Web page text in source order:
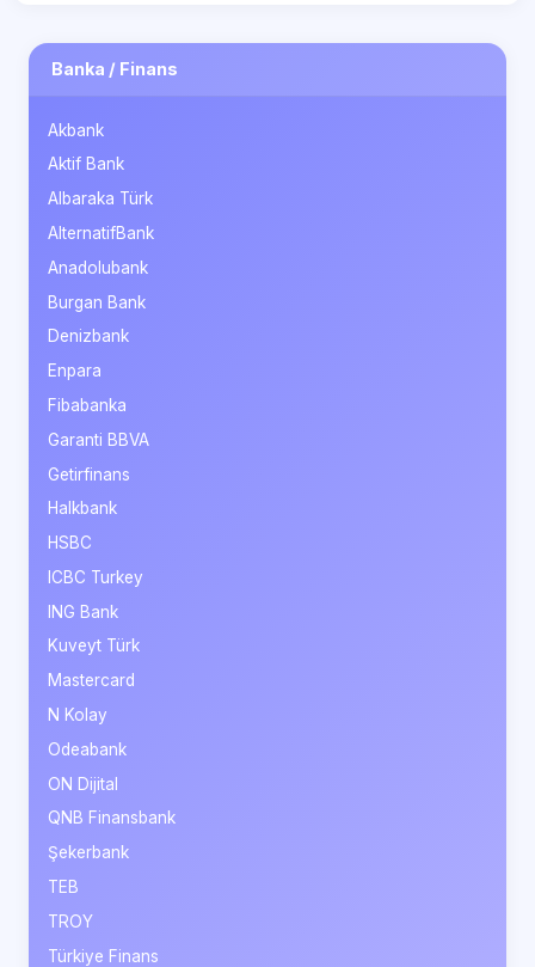
Banka / Finans
Akbank
Aktif Bank
Albaraka Türk
AlternatifBank
Anadolubank
Burgan Bank
Denizbank
Enpara
Fibabanka
Garanti BBVA
Getirfinans
Halkbank
HSBC
ICBC Turkey
ING Bank
Kuveyt Türk
Mastercard
N Kolay
Odeabank
ON Dijital
QNB Finansbank
Şekerbank
TEB
TROY
Türkiye Finans